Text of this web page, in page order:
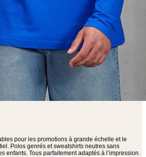
pour les promotions à grande échelle et le
Polos genrés et sweatshirts neutres sans
enfants. Tous parfaitement adaptés à l’impression.